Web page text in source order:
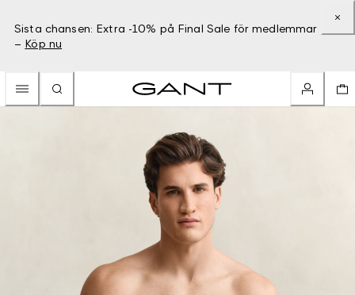
Sista chansen: Extra -10% på Final Sale för medlemmar
– Köp nu